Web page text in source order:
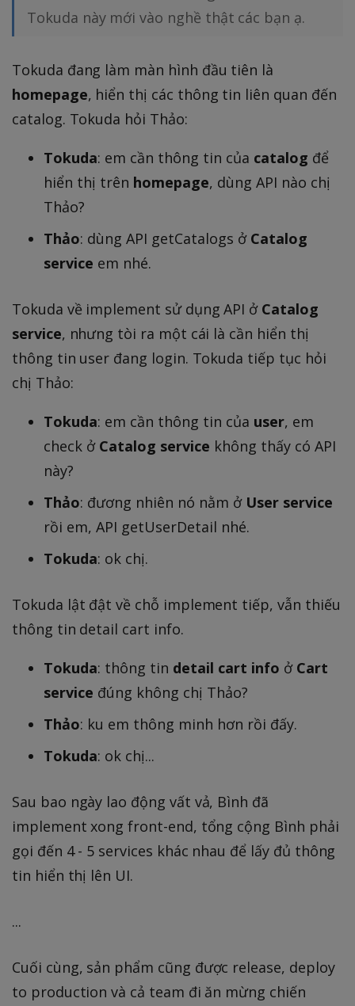
Tokuda này mới vào nghề thật các bạn ạ.
Tokuda đang làm màn hình đầu tiên là
homepage, hiển thị các thông tin liên quan đến
catalog. Tokuda hỏi Thảo:
Tokuda: em cần thông tin của catalog để
hiển thị trên homepage, dùng API nào chị
Thảo?
Thảo: dùng API getCatalogs ở Catalog
service em nhé.
Tokuda về implement sử dụng API ở Catalog
service, nhưng tòi ra một cái là cần hiển thị
thông tin user đang login. Tokuda tiếp tục hỏi
chị Thảo:
Tokuda: em cần thông tin của user, em
check ở Catalog service không thấy có API
này?
Thảo: đương nhiên nó nằm ở User service
rồi em, API getUserDetail nhé.
Tokuda: ok chị.
Tokuda lật đật về chỗ implement tiếp, vẫn thiếu
thông tin detail cart info.
Tokuda: thông tin detail cart info ở Cart
service đúng không chị Thảo?
Thảo: ku em thông minh hơn rồi đấy.
Tokuda: ok chị...
Sau bao ngày lao động vất vả, Bình đã
implement xong front-end, tổng cộng Bình phải
gọi đến 4 - 5 services khác nhau để lấy đủ thông
tin hiển thị lên UI.
...
Cuối cùng, sản phẩm cũng được release, deploy
to production và cả team đi ăn mừng chiến